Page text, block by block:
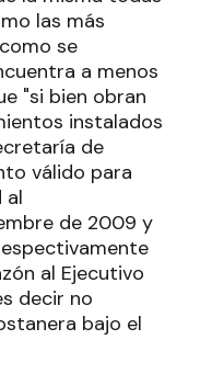
las más
se
a menos
"si bien obran
instalados
de
válido para
al
de 2009 y
al Ejecutivo
decir no
bajo el